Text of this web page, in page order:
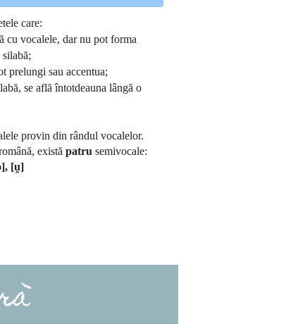
care:
cu vocalele, dar nu pot forma
prelungi sau accentua;
se află întotdeauna lângă o
provin din rândul vocalelor.
există patru semivocale:
[ṷ]